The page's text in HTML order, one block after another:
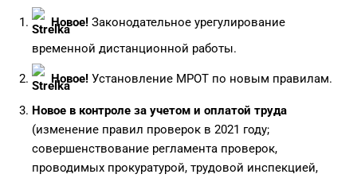
Новое! Законодательное урегулирование
временной дистанционной работы.
Новое! Установление МРОТ по новым правилам.
Новое в контроле за учетом и оплатой труда
(изменение правил проверок в 2021 году;
совершенствование регламента проверок,
проводимых прокуратурой, трудовой инспекцией,